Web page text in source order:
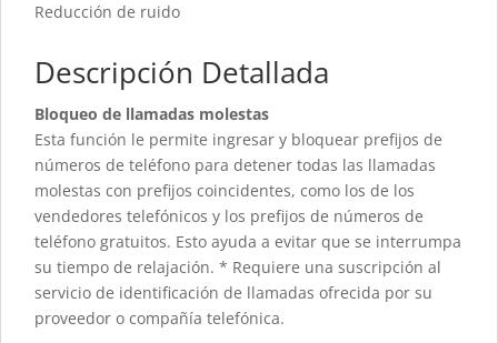
Reducción de ruido
Descripción Detallada
Bloqueo de llamadas molestas
Esta función le permite ingresar y bloquear prefijos de
números de teléfono para detener todas las llamadas
molestas con prefijos coincidentes, como los de los
vendedores telefónicos y los prefijos de números de
teléfono gratuitos. Esto ayuda a evitar que se interrumpa
su tiempo de relajación. * Requiere una suscripción al
servicio de identificación de llamadas ofrecida por su
proveedor o compañía telefónica.